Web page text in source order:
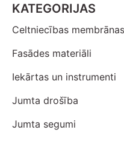
KATEGORIJAS
Celtniecības membrānas
Fasādes materiāli
Iekārtas un instrumenti
Jumta drošība
Jumta segumi